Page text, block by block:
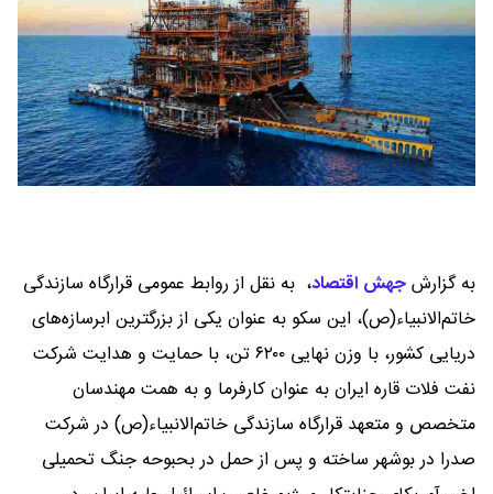
به گزارشجهش اقتصاد، به نقل از روابط عمومی قرارگاه سازندگی
خاتم‌الانبیاء(ص)، این سکو به عنوان یکی از بزرگترین ابرسازه‌های
دریایی کشور، با وزن نهایی ۶۲۰۰ تن، با حمایت و هدایت شرکت
نفت فلات قاره ایران به عنوان کارفرما و به همت مهندسان
متخصص و متعهد قرارگاه سازندگی خاتم‌الانبیاء(ص) در شرکت
صدرا در بوشهر ساخته و پس از حمل در بحبوحه جنگ تحمیلی